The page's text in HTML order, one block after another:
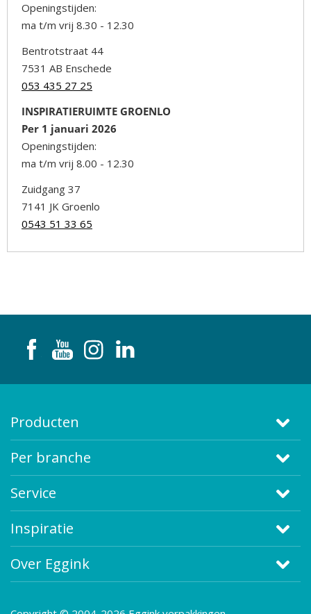
Openingstijden:
ma t/m vrij 8.30 - 12.30
Bentrotstraat 44
7531 AB Enschede
053 435 27 25
INSPIRATIERUIMTE GROENLO
Per 1 januari 2026
Openingstijden:
ma t/m vrij 8.00 - 12.30
Zuidgang 37
7141 JK Groenlo
0543 51 33 65
Producten
Per branche
Service
Inspiratie
Over Eggink